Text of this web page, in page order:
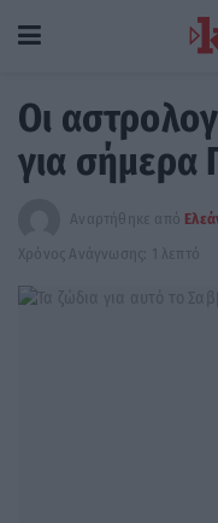
Oι
για σήμερα
Αναρτήθηκε από
Χρόνος Ανάγνωσης: 1 λεπτό